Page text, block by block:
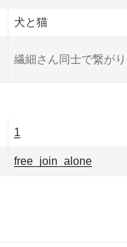
犬と猫
繊細さん同士で繋が
1
free_join_alone